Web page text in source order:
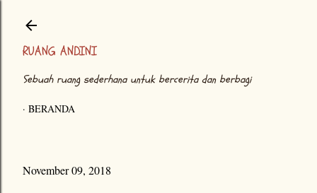
RUANG ANDINI
Sebuah ruang sederhana untuk bercerita dan berbagi
BERANDA
November 09, 2018